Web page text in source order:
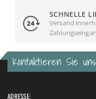
SCHNELLE
Versand
Kontaktieren Sie uns
ADRESSE: